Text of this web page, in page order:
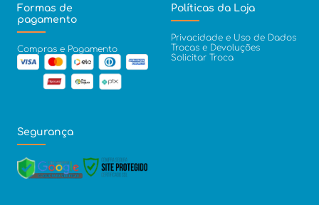
Formas de
pagamento
Compras e Pagamento
Políticas da Loja
Privacidade e Uso de Dados
Trocas e Devoluções
Solicitar Troca
Segurança